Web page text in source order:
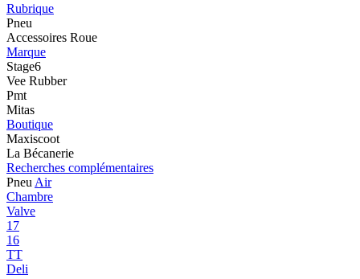
Rubrique
Pneu
Accessoires Roue
Marque
Stage6
Vee Rubber
Pmt
Mitas
Boutique
Maxiscoot
La Bécanerie
Recherches complémentaires
Pneu Air
Chambre
Valve
17
16
TT
Deli